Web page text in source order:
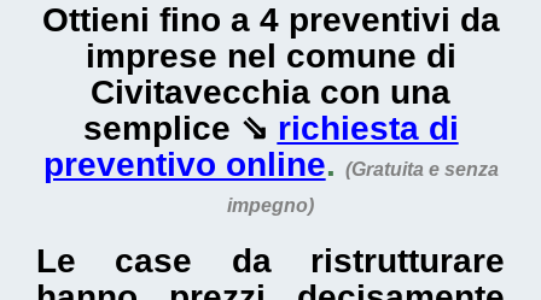
Ottieni fino a 4 preventivi da
imprese nel comune di
Civitavecchia con una
semplice ⇘ richiesta di
preventivo online. (Gratuita e senza
impegno)
Le case da ristrutturare